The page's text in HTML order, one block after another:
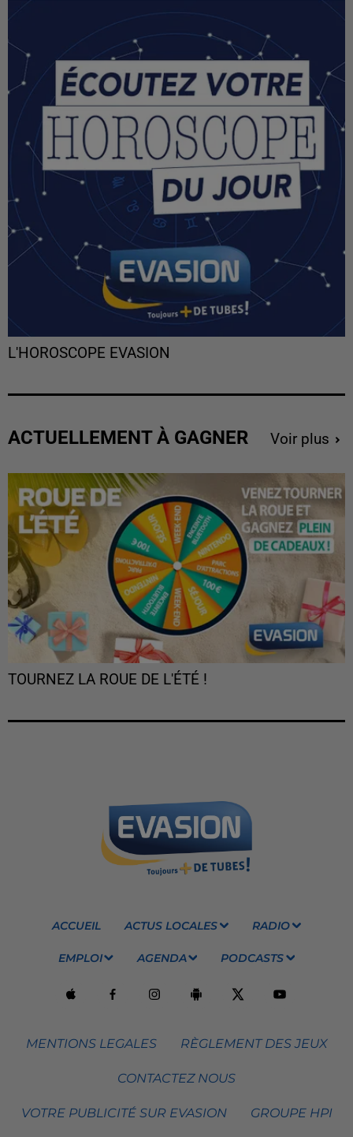
L'HOROSCOPE EVASION
ACTUELLEMENT À GAGNER Voir plus
TOURNEZ LA ROUE DE L'ÉTÉ !
ACCUEIL ACTUS LOCALES RADIO
EMPLOI AGENDA PODCASTS
MENTIONS LEGALES RÈGLEMENT DES JEUX
CONTACTEZ NOUS
VOTRE PUBLICITÉ SUR EVASION GROUPE HPI